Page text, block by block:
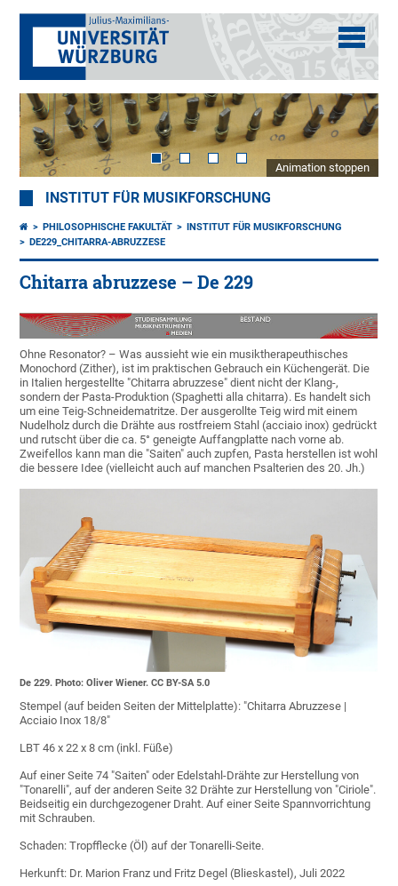
Animation stoppen
INSTITUT FÜR MUSIKFORSCHUNG
PHILOSOPHISCHE FAKULTÄT
INSTITUT FÜR MUSIKFORSCHUNG
DE229_CHITARRA-ABRUZZESE
Chitarra abruzzese – De 229
Ohne Resonator? – Was aussieht wie ein musiktherapeuthisches
Monochord (Zither), ist im praktischen Gebrauch ein Küchengerät. Die
in Italien hergestellte "Chitarra abruzzese" dient nicht der Klang-,
sondern der Pasta-Produktion (Spaghetti alla chitarra). Es handelt sich
um eine Teig-Schneidematritze. Der ausgerollte Teig wird mit einem
Nudelholz durch die Drähte aus rostfreiem Stahl (acciaio inox) gedrückt
und rutscht über die ca. 5° geneigte Auffangplatte nach vorne ab.
Zweifellos kann man die "Saiten" auch zupfen, Pasta herstellen ist wohl
die bessere Idee (vielleicht auch auf manchen Psalterien des 20. Jh.)
De 229. Photo: Oliver Wiener. CC BY-SA 5.0
Stempel (auf beiden Seiten der Mittelplatte): "Chitarra Abruzzese |
Acciaio Inox 18/8"
LBT 46 x 22 x 8 cm (inkl. Füße)
Auf einer Seite 74 "Saiten" oder Edelstahl-Drähte zur Herstellung von
"Tonarelli", auf der anderen Seite 32 Drähte zur Herstellung von "Ciriole".
Beidseitig ein durchgezogener Draht. Auf einer Seite Spannvorrichtung
mit Schrauben.
Schaden: Tropfflecke (Öl) auf der Tonarelli-Seite.
Herkunft: Dr. Marion Franz und Fritz Degel (Blieskastel), Juli 2022